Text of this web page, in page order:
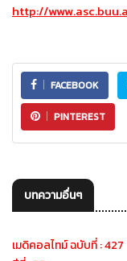
http://
FACEBOOK
PINTEREST
บทความอื่นๆ
เมดิคอลไทม์ ฉบับที่ :